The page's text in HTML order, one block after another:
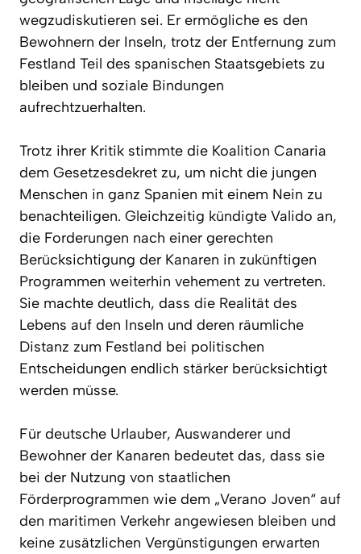
wegzudiskutieren sei. Er ermögliche es den
Bewohnern der Inseln, trotz der Entfernung zum
Festland Teil des spanischen Staatsgebiets zu
bleiben und soziale Bindungen
aufrechtzuerhalten.
Trotz ihrer Kritik stimmte die Koalition Canaria
dem Gesetzesdekret zu, um nicht die jungen
Menschen in ganz Spanien mit einem Nein zu
benachteiligen. Gleichzeitig kündigte Valido an,
die Forderungen nach einer gerechten
Berücksichtigung der Kanaren in zukünftigen
Programmen weiterhin vehement zu vertreten.
Sie machte deutlich, dass die Realität des
Lebens auf den Inseln und deren räumliche
Distanz zum Festland bei politischen
Entscheidungen endlich stärker berücksichtigt
werden müsse.
Für deutsche Urlauber, Auswanderer und
Bewohner der Kanaren bedeutet das, dass sie
bei der Nutzung von staatlichen
Förderprogrammen wie dem „Verano Joven“ auf
den maritimen Verkehr angewiesen bleiben und
keine zusätzlichen Vergünstigungen erwarten